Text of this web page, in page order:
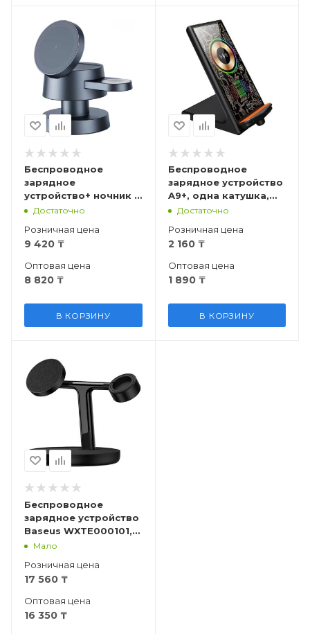
Беспроводное
зарядное
устройство+ ночник 4
в 1 WC6061, iPhone,
Достаточно
Розничная цена
9 420 ₸
Оптовая цена
8 820 ₸
В КОРЗИНУ
Беспроводное
зарядное устройство
A9+, одна катушка,
чёрная
Достаточно
Розничная цена
2 160₸
Оптовая цена
1 890₸
В КОРЗИНУ
Беспроводное
зарядное устройство
Baseus WXTE000101,
20W, 3-в-1
Мало
Розничная цена
17 560 ₸
Оптовая цена
16 350 ₸